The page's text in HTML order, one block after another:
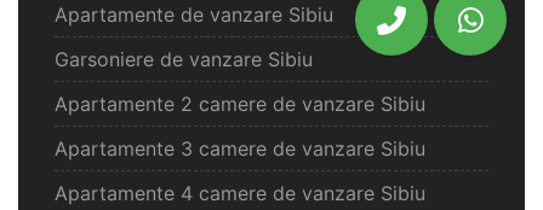
Apartamente de vanzare Sibiu
Garsoniere de vanzare Sibiu
Apartamente 2 camere de vanzare Sibiu
Apartamente 3 camere de vanzare Sibiu
Apartamente 4 camere de vanzare Sibiu